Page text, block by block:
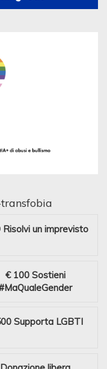
Risolvi un imprevisto
€ 100 Sostieni
Supporta LGBTI